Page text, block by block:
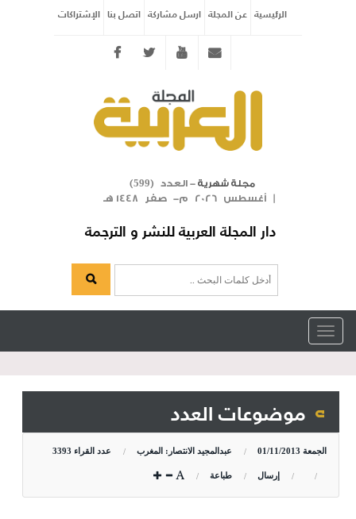
الرئيسية عن المجلة ارسل مشاركة اتصل بنا الإشتراكات
Twitter youtube
مجلة شهرية- العدد ( 599
)
| أغسطس 2026 م- صفر 1448 هـ
دار المجلة العربية للنشر و الترجمة
Toggle
navigation
موضوعات العدد
الجمعة 01/11/2013 عبدالمجيد الانتصار: المغرب عدد القراء 3393
إرسال طباعة